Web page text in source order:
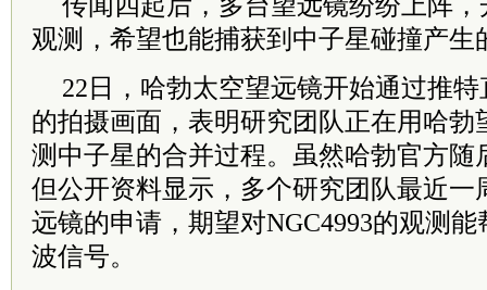
观测，希望也能捕获到中子星碰撞产生
22日，哈勃太空望远镜开始通过推特
的拍摄画面，表明研究团队正在用哈勃
测中子星的合并过程。虽然哈勃官方随
但公开资料显示，多个研究团队最近一
远镜的申请，期望对NGC4993的观测
波信号。